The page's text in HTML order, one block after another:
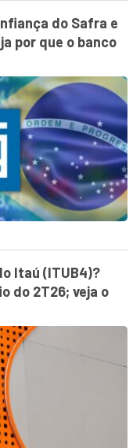
do Safra e
por que o banco
Itaú (ITUB4)?
do 2T26; veja o